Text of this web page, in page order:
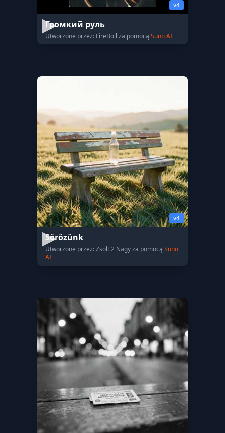
v4
Громкий руль
Utworzone przez: FireBαll za pomocą Suno AI
v4
Sörözünk
Utworzone przez: Zsolt 2 Nagy za pomocą Suno
AI